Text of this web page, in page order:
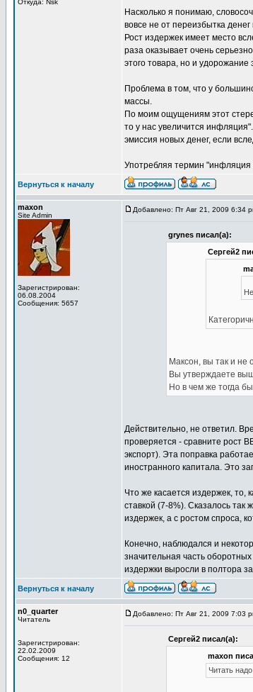
Откуда: Nsk
Насколько я понимаю,
вовсе не от переизбытка
Рост издержек имеет место
раза оказывает очень
этого товара, но и удорожание
Проблема в том, что у
массы.
По моим ощущениям этот
то у нас увеличится
эмиссия новых денег, если
Употребляя термин "инфляция
Вернуться к началу
maxon
Site Admin
Зарегистрирован:
06.08.2004
Сообщения: 5657
Добавлено: Пт Авг 21, 2009 6:34
grynes писал(а):
Сергей2
Максон, вы так и не
Вы утверждаете
Но в чем же тогда
Действительно, не ответил.
проверяется - сравните рост
экспорт). Эта поправка
иностранного капитала. Это
Что же касается издержек, то,
ставкой (7-8%). Сказалось
издержек, а с ростом спроса,
Конечно, наблюдался и
значительная часть
издержки выросли в полтора
Вернуться к началу
n0_quarter
Читатель
Зарегистрирован:
22.02.2009
Сообщения: 12
Добавлено: Пт Авг 21, 2009 7:03
Сергей2 писал(а):
maxon
Читать